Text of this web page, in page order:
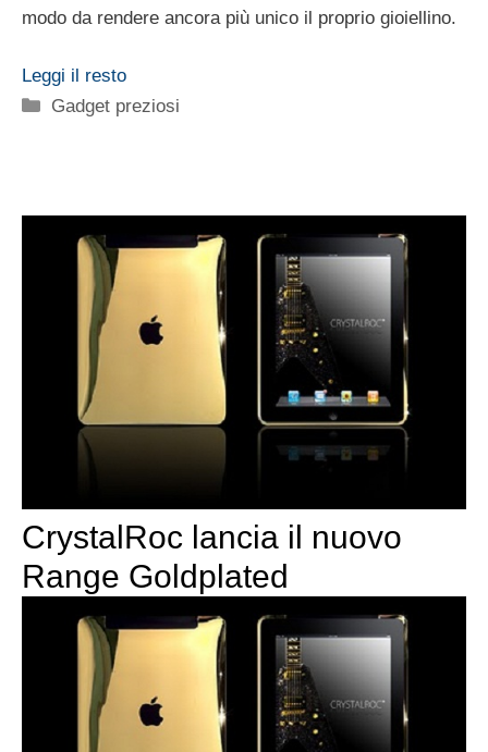
modo da rendere ancora più unico il proprio gioiellino.
Leggi il resto
Categorie
Gadget preziosi
CrystalRoc lancia il nuovo
Range Goldplated